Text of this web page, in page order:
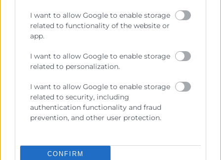
I want to allow Google to enable storage
related to functionality of the website or
app.
I want to allow Google to enable storage
related to personalization.
I want to allow Google to enable storage
related to security, including
authentication functionality and fraud
prevention, and other user protection.
CONFIRM
Consulta tu crédito
formativo
Solicita tu ayuda